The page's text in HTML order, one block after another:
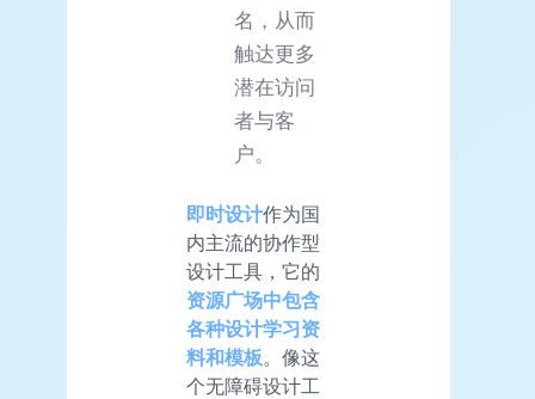
名，从而
触达更多
潜在访问
者与客
户。
即时设计作为国
内主流的协作型
设计工具，它的
资源广场中包含
各种设计学习资
料和模板。像这
个无障碍设计工